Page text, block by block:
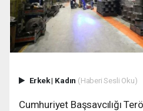
Erkek| Kadın (Haberi Sesli Oku)
Cumhuriyet Başsavcılığı